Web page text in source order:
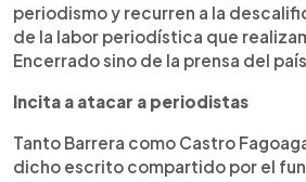
periodismo y recurren a la
de la labor periodística que
Encerrado sino de la prensa del
Incita a atacar a periodistas
Tanto Barrera como Castro
dicho escrito compartido por el